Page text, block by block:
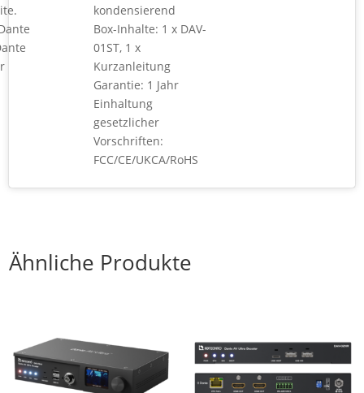
kondensierend
Box-Inhalte: 1 x DAV-
01ST, 1 x
Kurzanleitung
Garantie: 1 Jahr
Einhaltung
gesetzlicher
Vorschriften:
FCC/CE/UKCA/RoHS
Ähnliche Produkte